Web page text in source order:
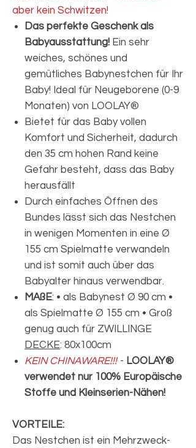
aber kein Schwitzen!
Das perfekte Geschenk als
Babyausstattung! Ein sehr
weiches, schönes und
gemütliches Babynestchen für Ihr
Baby! Ideal für Neugeborene (0-9
Monaten) von LOOLAY®
Bietet für das Baby vollen
Komfort und Sicherheit, dadurch
den 35 cm hohen Rand keine
Gefahr besteht, dass das Baby
herausfällt
Durch einfaches Öffnen des
Bundes lässt sich das Nestchen
in wenigen Momenten in eine Ø
155 cm Spielmatte verwandeln
und ist somit auch über das
Babyalter hinaus verwendbar.
MAßE: • als Babynest Ø 90 cm •
als Spielmatte Ø 155 cm • Groß
genug auch für ZWILLINGE
DECKE: 80x100cm
KEIN CHINAWARE!!! - LOOLAY®
verwendet nur 100% Europäische
Stoffe und Kleinserien-Nähen!
VORTEILE:
Das Nestchen ist ein Mehrzweck-